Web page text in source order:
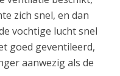
zich snel, en dan
vochtige lucht snel
goed geventileerd,
aanwezig als de